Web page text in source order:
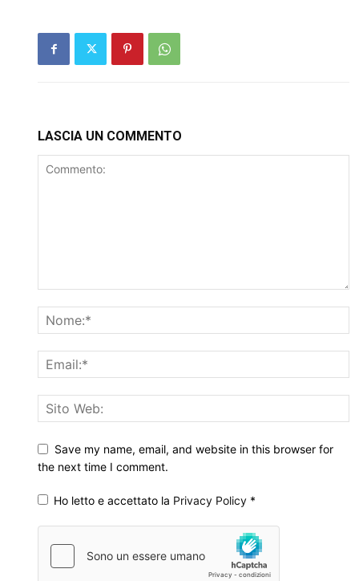
LASCIA UN COMMENTO
Save my name, email, and website in this browser for
the next time I comment.
Ho letto e accettato la Privacy Policy *